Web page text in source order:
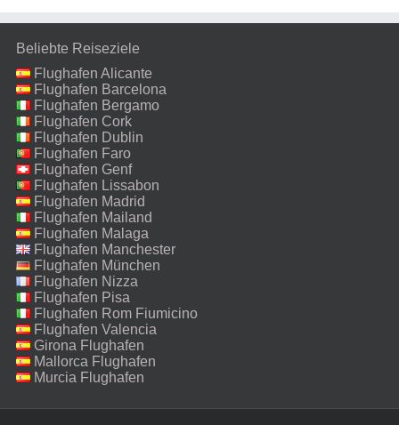
Beliebte Reiseziele
Flughafen Alicante
Flughafen Barcelona
Flughafen Bergamo
Flughafen Cork
Flughafen Dublin
Flughafen Faro
Flughafen Genf
Flughafen Lissabon
Flughafen Madrid
Flughafen Mailand
Malpensa
Flughafen Malaga
Flughafen Manchester
Flughafen München
Flughafen Nizza
Flughafen Pisa
Flughafen Rom Fiumicino
Flughafen Valencia
Girona Flughafen
Mallorca Flughafen
Murcia Flughafen